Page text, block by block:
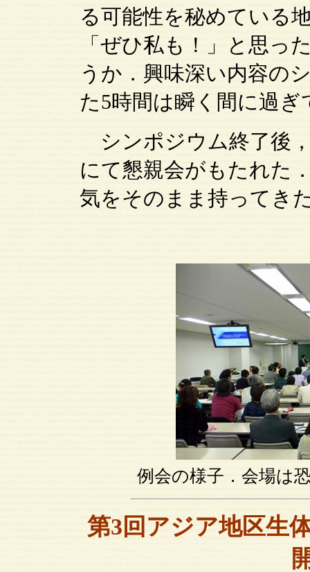
る可能性を秘めている
「ぜひ私も！」と思っ
うか．興味深い内容の
た5時間は瞬く間に過ぎ
シンポジウム終了後
にて懇親会がもたれた
気をそのまま持ってき
例会の様子．会場は
第3回アジア地区生